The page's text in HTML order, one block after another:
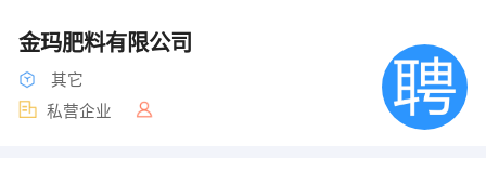
金玛肥料有限公司
其它
私营企业